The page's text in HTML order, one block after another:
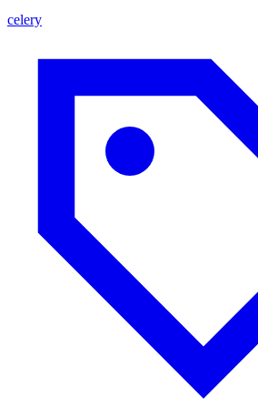
celery